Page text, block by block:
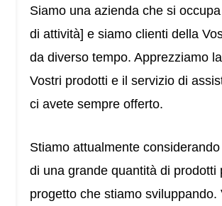
Siamo una azienda che si
di attività] e siamo clienti della
da diverso tempo. Apprezziamo
Vostri prodotti e il servizio di
ci avete sempre offerto.
Stiamo attualmente considerando
di una grande quantità di prodotti
progetto che stiamo sviluppando.